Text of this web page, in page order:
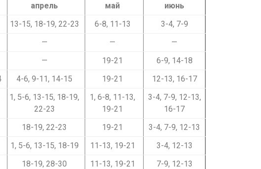
апрель май
июнь
13-15, 18-19, 22-23 6-8, 11-13
3-4, 7-9
— —
—
— 19-21
6-9, 14-18
4-6, 9-11, 14-15 19-21 12-13, 16-17
1, 5-6, 13-15, 18-19,
22-23
1, 6-8, 11-13,
19-21
3-4, 7-9, 12-13,
16-17
18-19, 22-23 19-21
3-4, 7-9, 12-13
1, 5-6, 13-15, 18-19 11-13, 19-21
3-4, 12-13
18-19, 28-30 11-13, 19-21
7-9, 12-13